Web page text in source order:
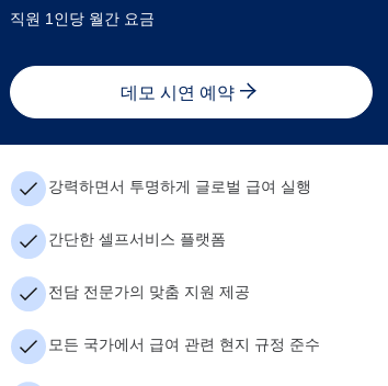
직원 1인당 월간 요금
데모 시연 예약
강력하면서 투명하게 글로벌 급여 실행
간단한 셀프서비스 플랫폼
전담 전문가의 맞춤 지원 제공
모든 국가에서 급여 관련 현지 규정 준수